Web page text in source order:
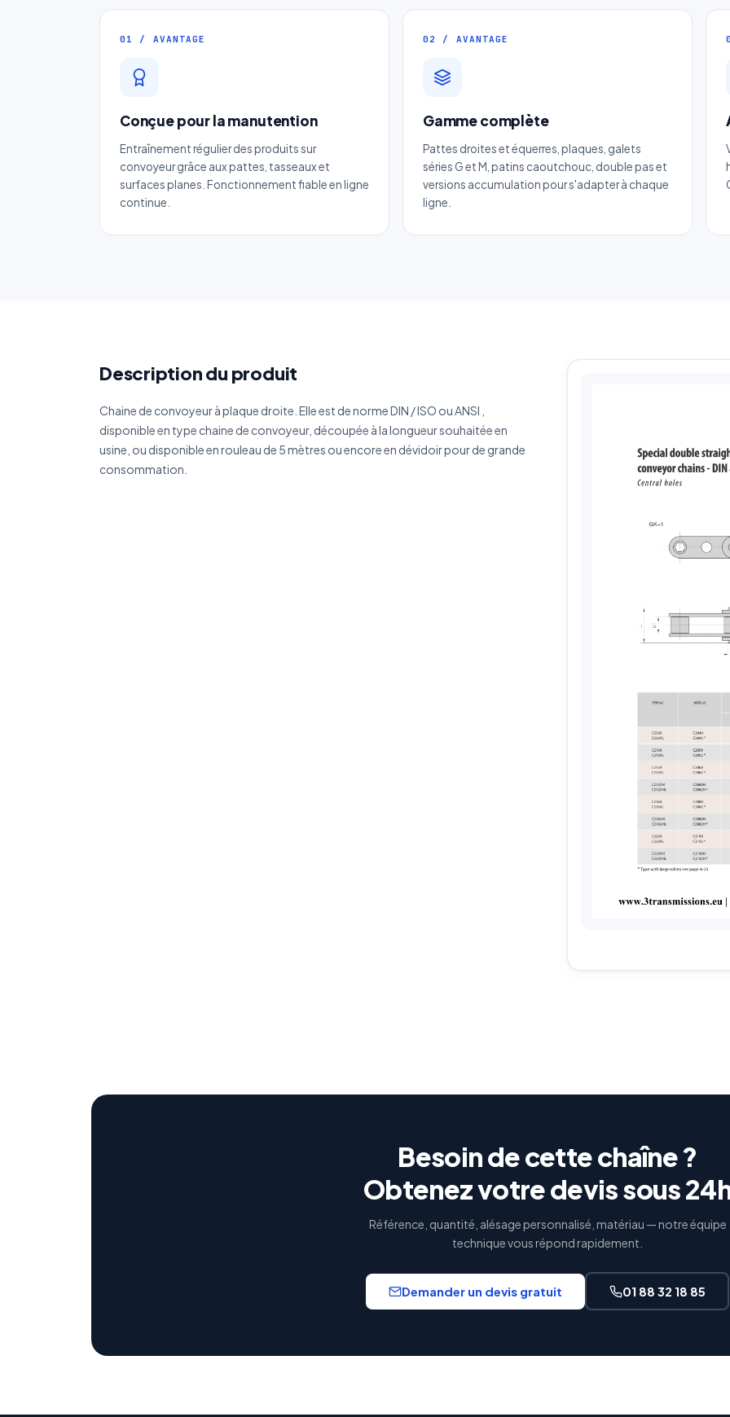
01 / AVANTAGE
Conçue pour la manutention
Entraînement régulier des produits sur
convoyeur grâce aux pattes, tasseaux et
surfaces planes. Fonctionnement fiable en ligne
continue.
02 / AVANTAGE
Gamme complète
Pattes droites et équerres, plaques, galets
séries G et M, patins caoutchouc, double pas et
versions accumulation pour s'adapter à chaque
ligne.
Description du produit
Chaine de convoyeur à plaque droite. Elle est de norme DIN / ISO ou ANSI ,
disponible en type chaine de convoyeur, découpée à la longueur souhaitée en
usine, ou disponible en rouleau de 5 mètres ou encore en dévidoir pour de grande
consommation.
Besoin de cette chaîne ?
Obtenez votre devis sous
Référence, quantité, alésage personnalisé, matériau — notre équipe
technique vous répond rapidement.
Demander un devis gratuit 01 88 32 18 85
Devis Chaine de convoyeur à plaque
droite spéciale
Réponse sous 24h — Sans engagement
Quantité estimée
Décrivez votre besoin
J'accepte que mes données soient utilisées pour traiter ma demande.
Vos données sont protégées et ne seront jamais partagées